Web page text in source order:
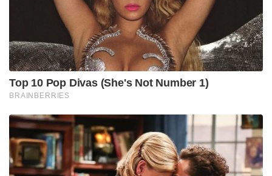
Top 10 Pop Divas (She's Not Number 1)
BRAINBERRIES